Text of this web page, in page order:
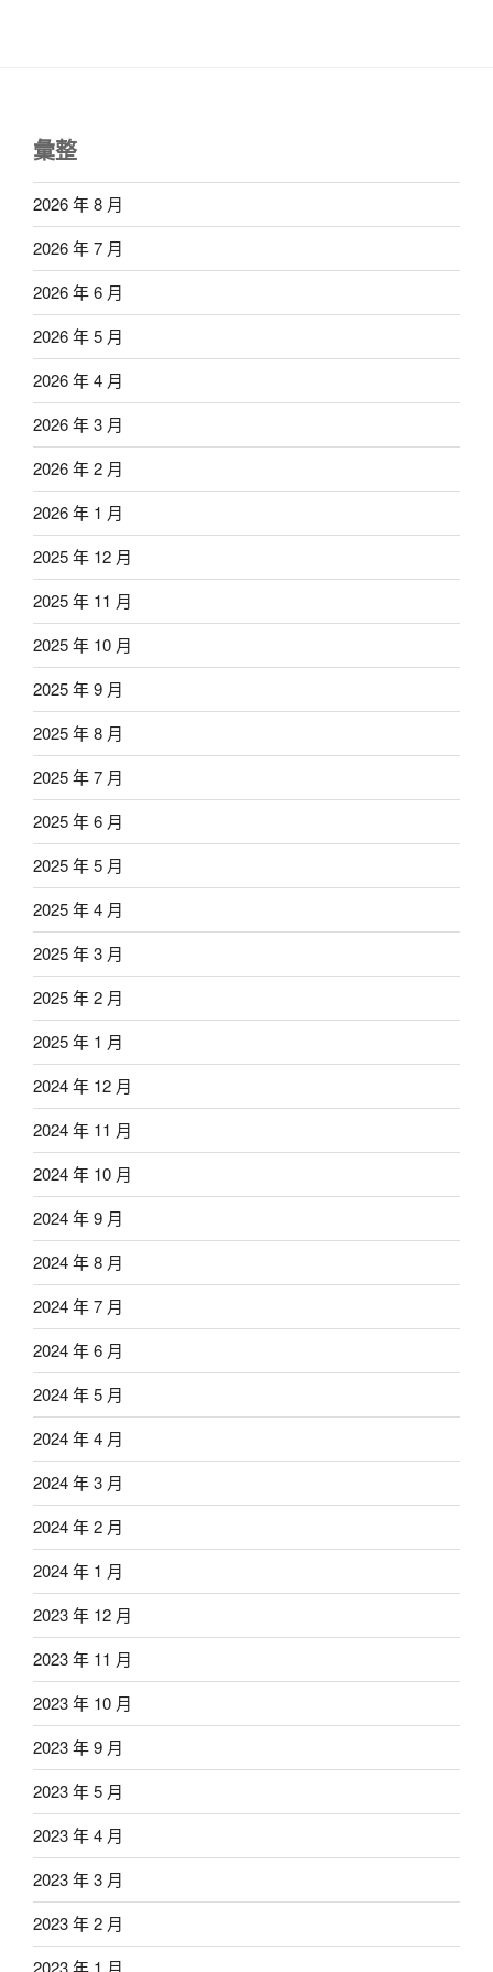
彙整
2026 年 8 月
2026 年 7 月
2026 年 6 月
2026 年 5 月
2026 年 4 月
2026 年 3 月
2026 年 2 月
2026 年 1 月
2025 年 12 月
2025 年 11 月
2025 年 10 月
2025 年 9 月
2025 年 8 月
2025 年 7 月
2025 年 6 月
2025 年 5 月
2025 年 4 月
2025 年 3 月
2025 年 2 月
2025 年 1 月
2024 年 12 月
2024 年 11 月
2024 年 10 月
2024 年 9 月
2024 年 8 月
2024 年 7 月
2024 年 6 月
2024 年 5 月
2024 年 4 月
2024 年 3 月
2024 年 2 月
2024 年 1 月
2023 年 12 月
2023 年 11 月
2023 年 10 月
2023 年 9 月
2023 年 5 月
2023 年 4 月
2023 年 3 月
2023 年 2 月
2023 年 1 月